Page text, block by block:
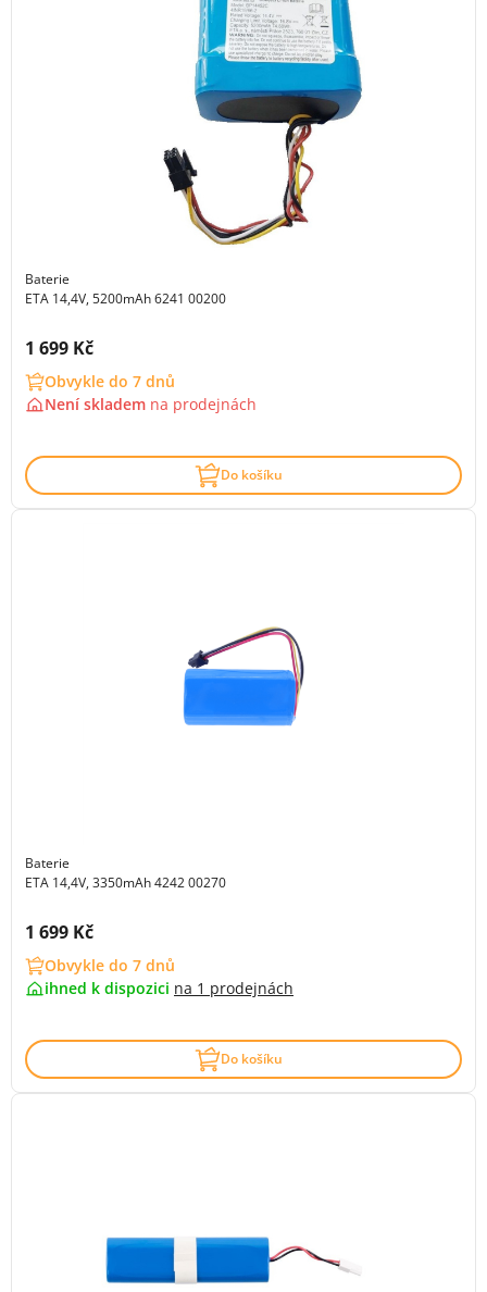
Baterie
ETA 14,4V, 5200mAh 6241 00200
Cena s DPH:
1 699 Kč
Obvykle do 7 dnů
Není skladem na prodejnách
Do košíku
Baterie
ETA 14,4V, 3350mAh 4242 00270
Cena s DPH:
1 699 Kč
Obvykle do 7 dnů
ihned k dispozici na 1 prodejnách
Do košíku